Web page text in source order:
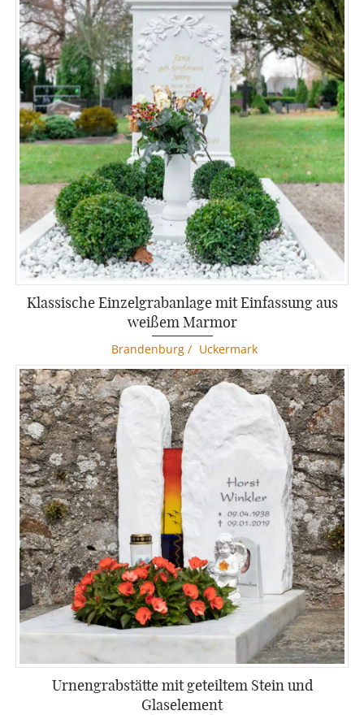
Klassische Einzelgrabanlage mit Einfassung aus
weißem Marmor
Brandenburg/ Uckermark
Urnengrabstätte mit geteiltem Stein und
Glaselement